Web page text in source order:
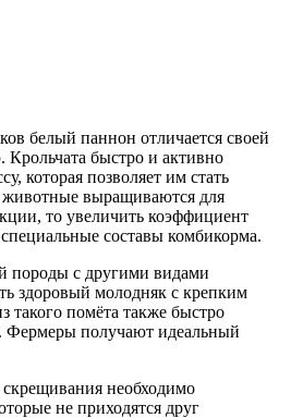
белый паннон отличается своей
быстро и активно
которая позволяет им стать
выращиваются для
то увеличить коэффициент
составы комбикорма.
породы с другими видами
здоровый молодняк с крепким
помёта также быстро
Фермеры получают идеальный
необходимо
не приходятся друг